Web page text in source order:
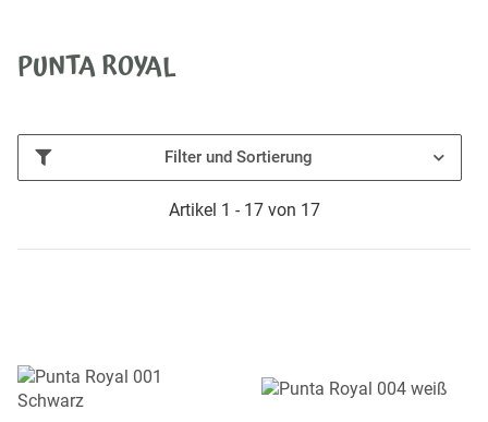
PUNTA ROYAL
Filter und Sortierung
Artikel 1 - 17 von 17